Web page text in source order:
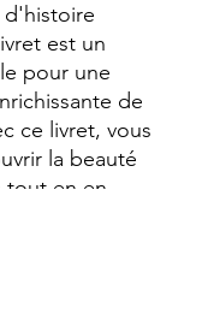
d'histoire
est un
pour une
de
ce livret, vous
la beauté
tout en en